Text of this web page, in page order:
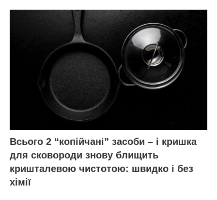
Всього 2 “копійчані” засоби – і кришка
для сковороди знову блищить
кришталевою чистотою: швидко і без
хімії